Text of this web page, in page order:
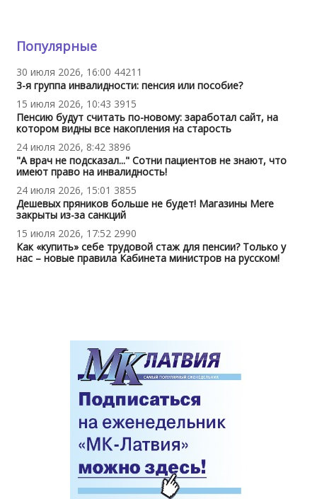
Популярные
30 июля 2026, 16:00 44211
3-я группа инвалидности: пенсия или пособие?
15 июля 2026, 10:43 3915
Пенсию будут считать по-новому: заработал сайт, на
котором видны все накопления на старость
24 июля 2026, 8:42 3896
"А врач не подсказал..." Сотни пациентов не знают, что
имеют право на инвалидность!
24 июля 2026, 15:01 3855
Дешевых пряников больше не будет! Магазины Mere
закрыты из-за санкций
15 июля 2026, 17:52 2990
Как «купить» себе трудовой стаж для пенсии? Только у
нас – новые правила Кабинета министров на русском!